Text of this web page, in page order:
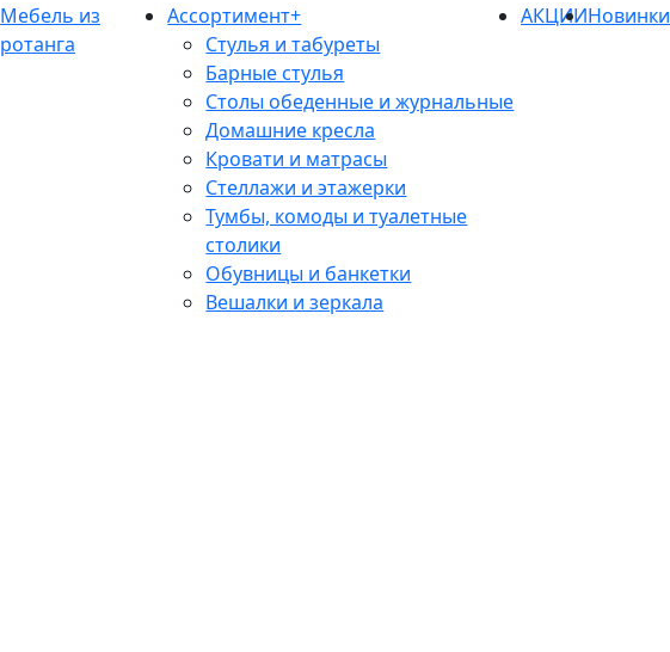
Мебель из
ротанга
Ассортимент+
Стулья и табуреты
Барные стулья
Столы обеденные и журнальные
Домашние кресла
Кровати и матрасы
Стеллажи и этажерки
Тумбы, комоды и туалетные
столики
Обувницы и банкетки
Вешалки и зеркала
АКЦИИНовинки